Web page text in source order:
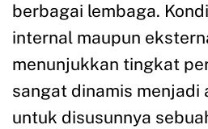
berbagai lembaga.
internal maupun
menunjukkan tingkat
sangat dinamis menjadi
untuk disusunnya